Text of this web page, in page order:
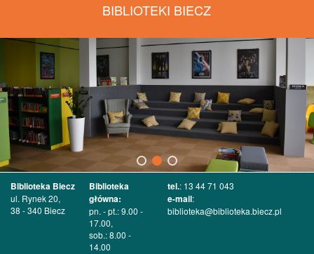
BIBLIOTEKI BIECZ
Biblioteka Biecz
ul. Rynek 20,
38 - 340 Biecz
Biblioteka
główna:
pn. - pt.: 9.00 -
17.00,
sob.: 8.00 -
14.00
tel.: 13 44 71 043
e-mail:
biblioteka@biblioteka.biecz.pl